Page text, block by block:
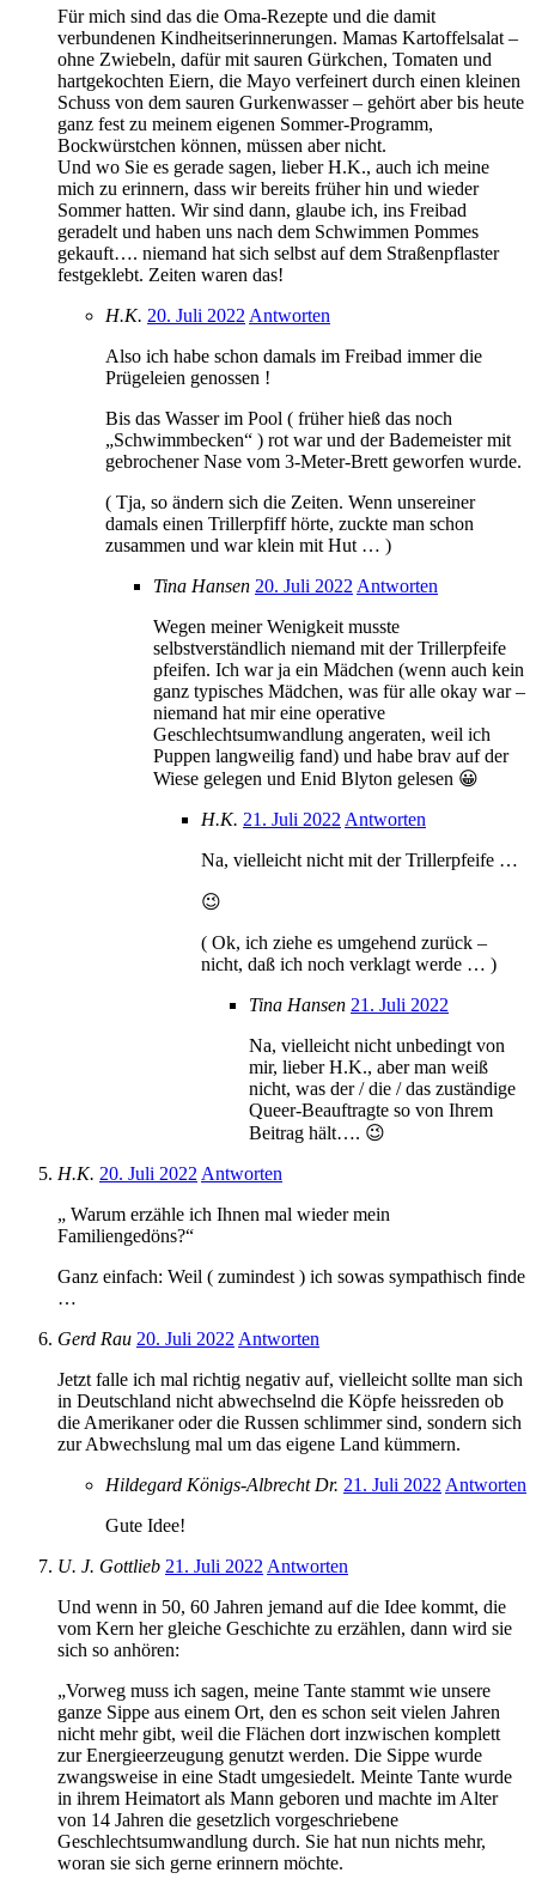
Für mich sind das die Oma-Rezepte und die damit
verbundenen Kindheitserinnerungen. Mamas Kartoffelsalat –
ohne Zwiebeln, dafür mit sauren Gürkchen, Tomaten und
hartgekochten Eiern, die Mayo verfeinert durch einen kleinen
Schuss von dem sauren Gurkenwasser – gehört aber bis heute
ganz fest zu meinem eigenen Sommer-Programm,
Bockwürstchen können, müssen aber nicht.
Und wo Sie es gerade sagen, lieber H.K., auch ich meine
mich zu erinnern, dass wir bereits früher hin und wieder
Sommer hatten. Wir sind dann, glaube ich, ins Freibad
geradelt und haben uns nach dem Schwimmen Pommes
gekauft…. niemand hat sich selbst auf dem Straßenpflaster
festgeklebt. Zeiten waren das!
H.K. 20. Juli 2022 Antworten
Also ich habe schon damals im Freibad immer die
Prügeleien genossen !
Bis das Wasser im Pool ( früher hieß das noch
„Schwimmbecken“ ) rot war und der Bademeister mit
gebrochener Nase vom 3-Meter-Brett geworfen wurde.
( Tja, so ändern sich die Zeiten. Wenn unsereiner
damals einen Trillerpfiff hörte, zuckte man schon
zusammen und war klein mit Hut … )
Tina Hansen 20. Juli 2022 Antworten
Wegen meiner Wenigkeit musste
selbstverständlich niemand mit der Trillerpfeife
pfeifen. Ich war ja ein Mädchen (wenn auch kein
ganz typisches Mädchen, was für alle okay war –
niemand hat mir eine operative
Geschlechtsumwandlung angeraten, weil ich
Puppen langweilig fand) und habe brav auf der
Wiese gelegen und Enid Blyton gelesen 😀
H.K. 21. Juli 2022 Antworten
Na, vielleicht nicht mit der Trillerpfeife …
😉
( Ok, ich ziehe es umgehend zurück –
nicht, daß ich noch verklagt werde … )
Tina Hansen 21. Juli 2022
Na, vielleicht nicht unbedingt von
mir, lieber H.K., aber man weiß
nicht, was der / die / das zuständige
Queer-Beauftragte so von Ihrem
Beitrag hält…. 😉
H.K. 20. Juli 2022 Antworten
„ Warum erzähle ich Ihnen mal wieder mein
Familiengedöns?“
Ganz einfach: Weil ( zumindest ) ich sowas sympathisch finde
…
Gerd Rau 20. Juli 2022 Antworten
Jetzt falle ich mal richtig negativ auf, vielleicht sollte man sich
in Deutschland nicht abwechselnd die Köpfe heissreden ob
die Amerikaner oder die Russen schlimmer sind, sondern sich
zur Abwechslung mal um das eigene Land kümmern.
Hildegard Königs-Albrecht Dr. 21. Juli 2022 Antworten
Gute Idee!
U. J. Gottlieb 21. Juli 2022 Antworten
Und wenn in 50, 60 Jahren jemand auf die Idee kommt, die
vom Kern her gleiche Geschichte zu erzählen, dann wird sie
sich so anhören:
„Vorweg muss ich sagen, meine Tante stammt wie unsere
ganze Sippe aus einem Ort, den es schon seit vielen Jahren
nicht mehr gibt, weil die Flächen dort inzwischen komplett
zur Energieerzeugung genutzt werden. Die Sippe wurde
zwangsweise in eine Stadt umgesiedelt. Meinte Tante wurde
in ihrem Heimatort als Mann geboren und machte im Alter
von 14 Jahren die gesetzlich vorgeschriebene
Geschlechtsumwandlung durch. Sie hat nun nichts mehr,
woran sie sich gerne erinnern möchte.